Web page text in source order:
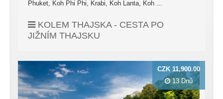
Phuket, Koh Phi Phi, Krabi, Koh Lanta, Koh ...
KOLEM THAJSKA - CESTA PO
JIŽNÍM THAJSKU
CZK 11,900.00
13 Dnů